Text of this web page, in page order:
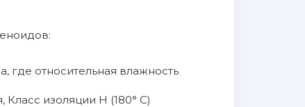
где относительная влажность
изоляции H (180° C)